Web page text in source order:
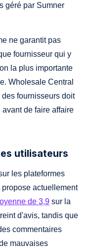
géré par Sumner
ne garantit pas
fournisseur qui y
la plus importante
Wholesale Central
fournisseurs doit
de faire affaire
utilisateurs
les plateformes
actuellement
de 3,9 sur la
d'avis, tandis que
commentaires
mauvaises